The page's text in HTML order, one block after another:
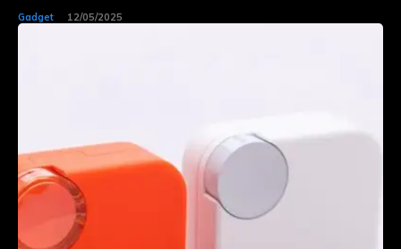
Gadget 12/05/2025